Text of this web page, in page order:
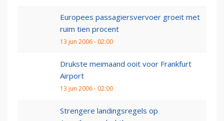
Europees passagiersvervoer groeit met
ruim tien procent
13 jun 2006 - 02:00
Drukste meimaand ooit voor Frankfurt
Airport
13 jun 2006 - 02:00
Strengere landingsregels op